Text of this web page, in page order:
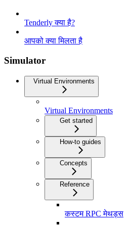
Tenderly क्या है?
आपको क्या मिलता है
Simulator
Virtual Environments
Virtual Environments
Get started
How-to guides
Concepts
Reference
कस्टम RPC मेथड्स